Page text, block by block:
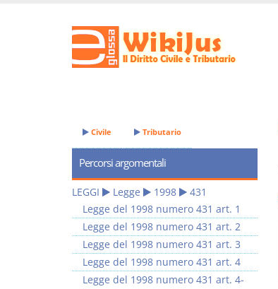
Civile Tributario
Percorsi argomentali
LEGGI Legge 1998
431
Legge del 1998 numero 431 art. 1
Legge del 1998 numero 431 art. 2
Legge del 1998 numero 431 art. 3
Legge del 1998 numero 431 art. 4
Legge del 1998 numero 431 art. 4-